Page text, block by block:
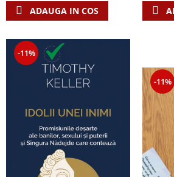
ADAUGA IN COS
-11%
-11%